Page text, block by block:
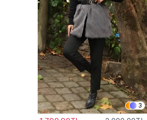
3